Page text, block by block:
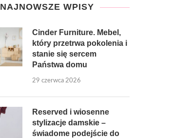
NAJNOWSZE WPISY
Cinder Furniture. Mebel,
który przetrwa pokolenia i
stanie się sercem
Państwa domu
29 czerwca 2026
Reserved i wiosenne
stylizacje damskie –
świadome podejście do